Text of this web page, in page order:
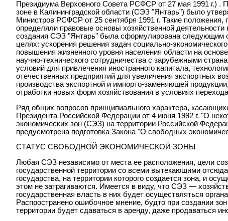
Президиума Верховного Совета РСФСР от 27 мая 1991 г.) .
зоне в Калининградской области (СЭЗ "Янтарь") было
Министров РСФСР от 25 сентября 1991 г. Такие положения,
определяли правовые основы хозяйственной деятельности
создания СЭЗ "Янтарь" была сформулирована следующим
целях: ускорения решения задач социально-
повышения жизненного уровня населения области на
научно-технического сотрудничества с зарубежными
условий для привлечения иностранного капитала,
отечественных предприятий для увеличения экспортных
производства экспортной и импорто-заменяющей
отработки новых форм хозяйствования в условиях
Ряд общих вопросов принципиального характера,
Президента Российской Федерации от 4 июня 1992 г. "О
экономических зон (СЭЗ) на территории Российской
предусмотрена подготовка Закона "О свободных
СТАТУС СВОБОДНОЙ ЭКОНОМИЧЕСКОЙ ЗОНЫ
Любая СЭЗ независимо от места ее расположения, цели
государственной территории со всеми вытекающими
государства, на территории которого создается зона, и
этом не затрагиваются. Имеется в виду, что СЭЗ —
государственная власть в них будет осуществляться
Распространено ошибочное мнение, будто при создании зон
территории будет сдаваться в аренду, даже продаваться